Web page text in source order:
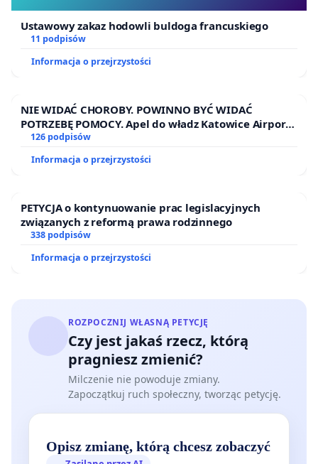
Ustawowy zakaz hodowli buldoga francuskiego
11 podpisów
Informacja o przejrzystości
NIE WIDAĆ CHOROBY. POWINNO BYĆ WIDAĆ
POTRZEBĘ POMOCY. Apel do władz Katowice Airport
o przystąpienie do programu HIDDEN DISABILITIES
SUNFLOWER – SŁONECZNIK – UKRYTE
NIEPEŁNOSPRAWNOŚCI
126 podpisów
Informacja o przejrzystości
PETYCJA o kontynuowanie prac legislacyjnych
związanych z reformą prawa rodzinnego
338 podpisów
Informacja o przejrzystości
ROZPOCZNIJ WŁASNĄ PETYCJĘ
Czy jest jakaś rzecz, którą
pragniesz zmienić?
Milczenie nie powoduje zmiany.
Zapoczątkuj ruch społeczny, tworząc petycję.
Opisz zmianę, którą chcesz zobaczyć